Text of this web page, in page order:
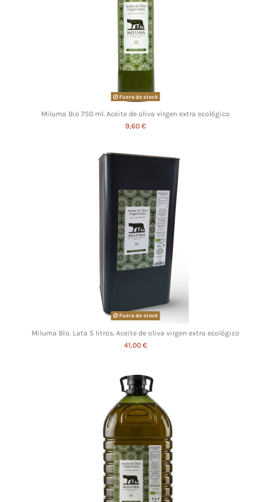
Fuera de stock
Miluma Bio 750 ml. Aceite de oliva virgen extra ecológico
9,60 €
Fuera de stock
Miluma Bio. Lata 5 litros. Aceite de oliva virgen extra ecológico
41,00 €